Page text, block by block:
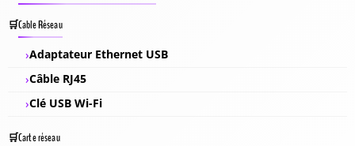
Cable Réseau
Adaptateur Ethernet USB
Câble RJ45
Clé USB Wi-Fi
Carte réseau